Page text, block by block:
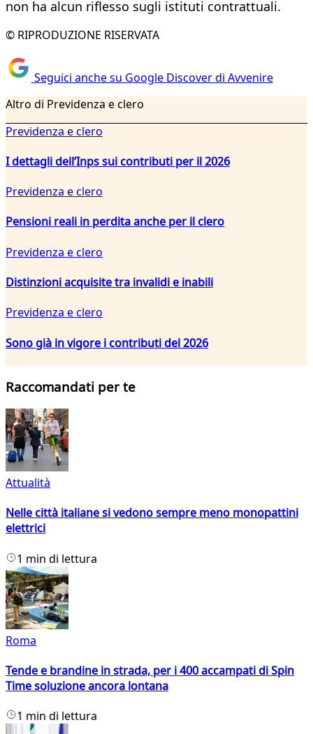
non ha alcun riflesso sugli istituti contrattuali.
© RIPRODUZIONE RISERVATA
Seguici anche su Google Discover di Avvenire
Altro di Previdenza e clero
Previdenza e clero
I dettagli dell’Inps sui contributi per il 2026
Previdenza e clero
Pensioni reali in perdita anche per il clero
Previdenza e clero
Distinzioni acquisite tra invalidi e inabili
Previdenza e clero
Sono già in vigore i contributi del 2026
Raccomandati per te
Attualità
Nelle città italiane si vedono sempre meno monopattini
elettrici
1 min di lettura
Roma
Tende e brandine in strada, per i 400 accampati di Spin
Time soluzione ancora lontana
1 min di lettura